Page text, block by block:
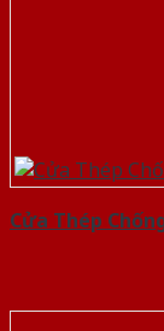
Cửa Thép